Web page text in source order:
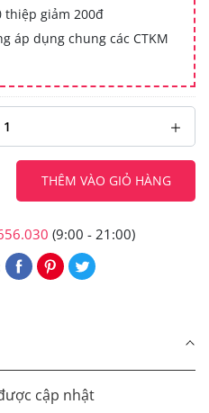
thiệp giảm 200đ
áp dụng chung các CTKM
THÊM VÀO GIỎ HÀNG
(9:00 - 21:00)
cập nhật